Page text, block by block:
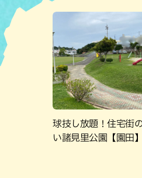
球技し放題！住宅街
い諸見里公園【園田